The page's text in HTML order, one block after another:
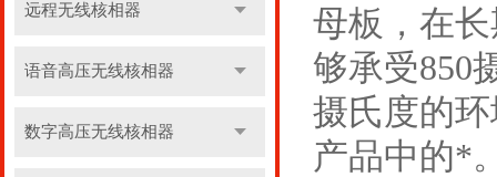
远程无线核相器
语音高压无线核相器
数字高压无线核相器
母板，在
够承受850
摄氏度的
产品中的*